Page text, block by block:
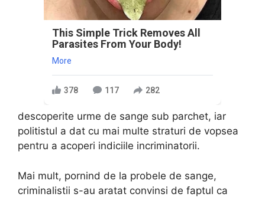
This Simple Trick Removes All
Parasites From Your Body!
More
378 117 282
descoperite urme de sange sub parchet, iar
politistul a dat cu mai multe straturi de vopsea
pentru a acoperi indiciile incriminatorii.
Mai mult, pornind de la probele de sange,
criminalistii s-au aratat convinsi de faptul ca